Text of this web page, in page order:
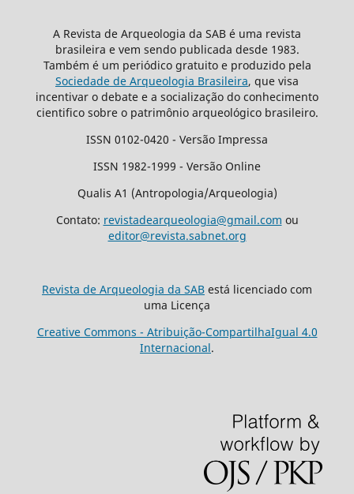
A Revista de Arqueologia da SAB é uma revista
brasileira e vem sendo publicada desde 1983.
Também é um periódico gratuito e produzido pela
Sociedade de Arqueologia Brasileira, que visa
incentivar o debate e a socialização do conhecimento
cientifico sobre o patrimônio arqueológico brasileiro.
ISSN 0102-0420 - Versão Impressa
ISSN 1982-1999 - Versão Online
Qualis A1 (Antropologia/Arqueologia)
Contato: revistadearqueologia@gmail.com ou
editor@revista.sabnet.org
Revista de Arqueologia da SAB está licenciado com
uma Licença
Creative Commons - Atribuição-CompartilhaIgual 4.0
Internacional.